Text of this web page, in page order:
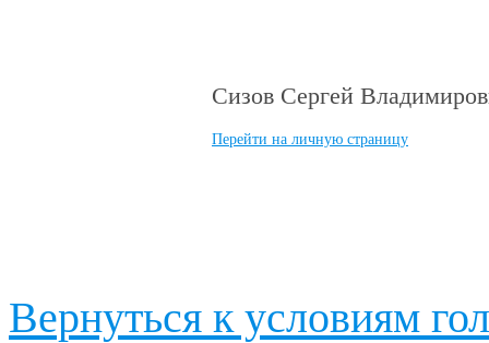
Сизов Сергей
Перейти на личную страницу
Вернуться к условиям